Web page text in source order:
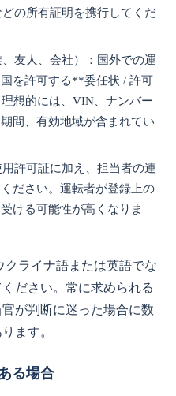
の所有証明を携行してくだ
友人、会社）：国外での運
を許可する**委任状 / 許可
想的には、VIN、ナンバー
間、有効地域が含まれてい
許可証に加え、担当者の連
ださい。運転者が登録上の
ける可能性が高くなりま
クライナ語または英語でな
ださい。常に求められる
が判断に迷った場合に数
ます。
る場合